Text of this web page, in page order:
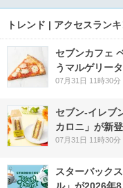
トレンド | アクセスラン
セブンカフェ
うマルゲリー
07月31日 11時30分
セブン‐イレブ
カロニ」が新登
07月31日 11時30分
スターバック